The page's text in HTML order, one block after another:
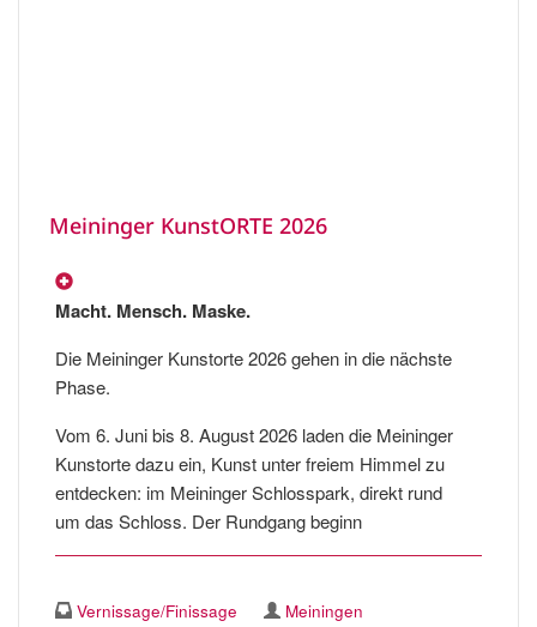
Meininger KunstORTE 2026
Macht. Mensch. Maske.
Die Meininger Kunstorte 2026 gehen in die nächste
Phase.
Vom 6. Juni bis 8. August 2026 laden die Meininger
Kunstorte dazu ein, Kunst unter freiem Himmel zu
entdecken: im Meininger Schlosspark, direkt rund
um das Schloss. Der Rundgang beginn
Vernissage/Finissage
Meiningen